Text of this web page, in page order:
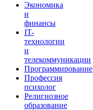
Экономика
и
финансы
IT-
технологии
и
телекоммуникации
Программирование
Профессия
психолог
Религиозное
образование